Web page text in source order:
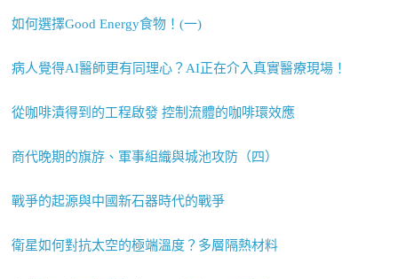
如何選擇Good Energy食物！(一)
病人覺得AI醫師更有同理心？AI正在介入真實醫療現場！
從咖啡漬得到的工程啟發 控制流體的咖啡環效應
商代晚期的旗斿、軍事組織與城池攻防（四）
戰爭的起源與中國新石器時代的戰爭
衛星如何對抗太空的極端溫度？多層隔熱材料